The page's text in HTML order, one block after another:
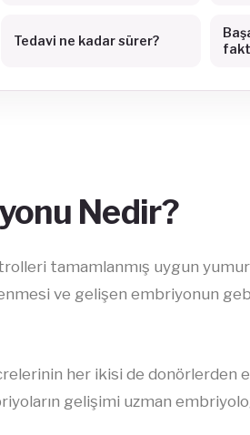
Tedavi ne kadar sürer?
Nedir?
tamamlanmış uygun
ve gelişen embriyonun
her ikisi de donörlerden
gelişimi uzman